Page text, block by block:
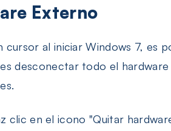
Externo
al iniciar Windows 7, es
desconectar todo el hardware
clic en el icono "Quitar